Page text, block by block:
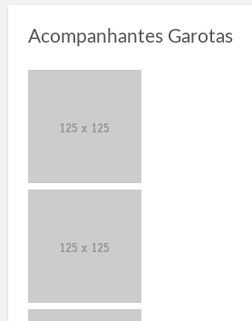
Acompanhantes Garotas